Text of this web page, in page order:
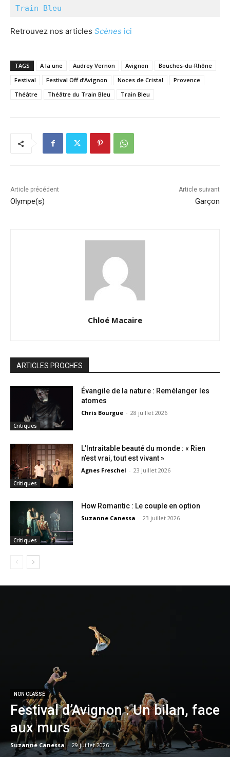
Train Bleu
Retrouvez nos articles Scènes ici
TAGS A la une Audrey Vernon Avignon
Bouches-du-Rhône
Festival
Festival Off d’Avignon Noces de Cristal
Provence
Théâtre
Théâtre du Train Bleu Train Bleu
Article précédent
Olympe(s)
Article suivant
Garçon
Chloé Macaire
ARTICLES PROCHES
Critiques
Évangile de la nature : Remélanger les
atomes
Chris Bourgue - 28 juillet 2026
Critiques
L’Intraitable beauté du monde : « Rien
n’est vrai, tout est vivant »
Agnes Freschel - 23 juillet 2026
Critiques
How Romantic : Le couple en option
Suzanne Canessa - 23 juillet 2026
NON CLASSÉ
Festival d’Avignon : Un bilan, face
aux murs
Suzanne Canessa - 29 juillet 2026